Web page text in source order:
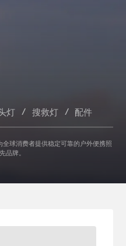
灯 / 搜救灯 / 配件
球消费者提供稳定可靠的户外便携照
品牌。